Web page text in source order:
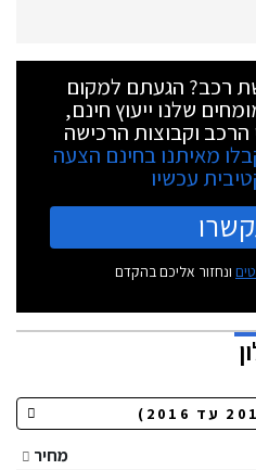
רכב? הגעתם למקום
שלנו ייעוץ חינם,
וקבוצות הרכישה
מאיתנו בחינם הצעה
עכשיו
ונחזור אליכם בהקדם
מחיר